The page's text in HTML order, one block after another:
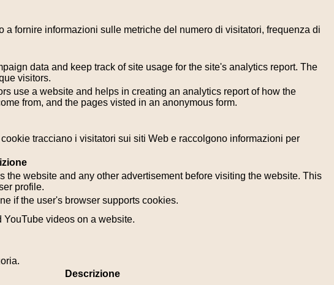
fornire informazioni sulle metriche del numero di visitatori, frequenza di
data and keep track of site usage for the site's analytics report. The
visitors.
use a website and helps in creating an analytics report of how the
from, and the pages visted in an anonymous form.
tracciano i visitatori sui siti Web e raccolgono informazioni per
website and any other advertisement before visiting the website. This
profile.
if the user's browser supports cookies.
videos on a website.
Descrizione